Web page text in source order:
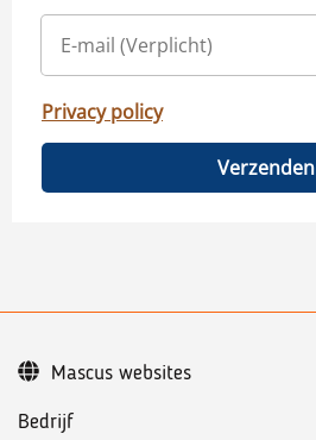
Privacy policy
Verzenden
Bedrijf
Mascus websites